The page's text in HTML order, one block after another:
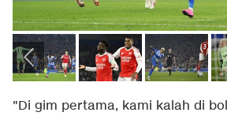
"Di gim pertama, kami kalah di